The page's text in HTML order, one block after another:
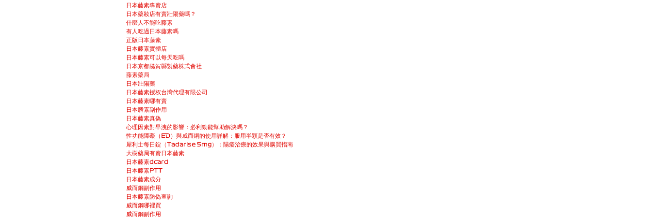
日本藤素專賣店
日本藥妝店有賣壯陽藥嗎？
什麼人不能吃藤素
有人吃過日本藤素嗎
正版日本藤素
日本藤素實體店
日本藤素可以每天吃嗎
日本京都滋賀縣製藥株式會社
藤素藥局
日本壯陽藥
日本藤素授权台灣代理有限公司
日本藤素哪有賣
日本腾素副作用
日本藤素真偽
心理因素對早洩的影響：必利勁能幫助解決嗎？
性功能障礙（ED）與威而鋼的使用詳解：服用半顆是否有效？
犀利士每日錠（Tadarise 5mg）：陽痿治療的效果與購買指南
大樹藥局有賣日本藤素
日本藤素dcard
日本藤素PTT
日本藤素成分
威而鋼副作用
日本藤素防偽查詢
威而鋼哪裡買
威而鋼副作用